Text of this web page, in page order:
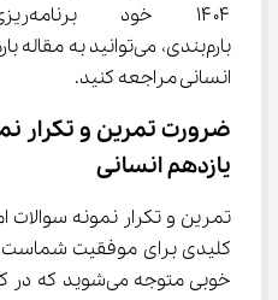
بارم‌بندی، می‌توانید
انسانی مراجعه کنید.
ضرورت تمرین و تکرار
یازدهم انسانی
تمرین و تکرار نمونه سوالات
کلیدی برای موفقیت شماست.